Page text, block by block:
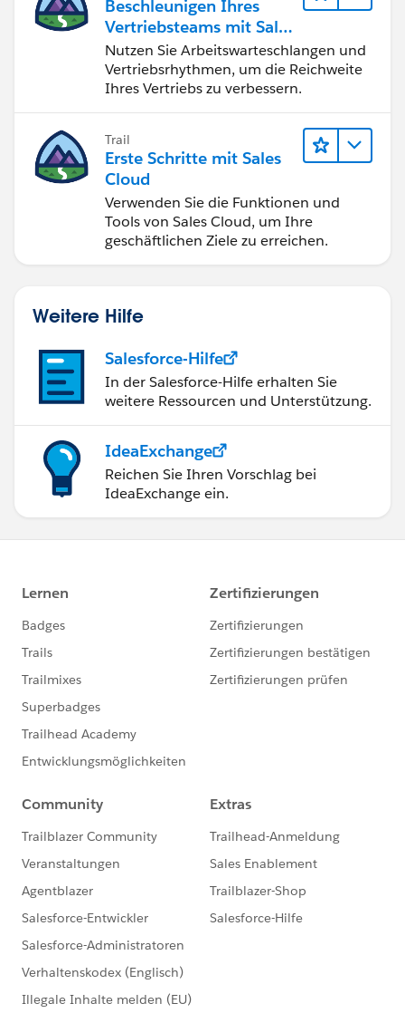
Beschleunigen Ihres
Vertriebsteams mit Sales
Engagement
Nutzen Sie Arbeitswarteschlangen und
Vertriebsrhythmen, um die Reichweite
Ihres Vertriebs zu verbessern.
Trail
Erste Schritte mit Sales
Cloud
Verwenden Sie die Funktionen und
Tools von Sales Cloud, um Ihre
geschäftlichen Ziele zu erreichen.
Weitere Hilfe
Salesforce-Hilfe
In der Salesforce-Hilfe erhalten Sie
weitere Ressourcen und Unterstützung.
IdeaExchange
Reichen Sie Ihren Vorschlag bei
IdeaExchange ein.